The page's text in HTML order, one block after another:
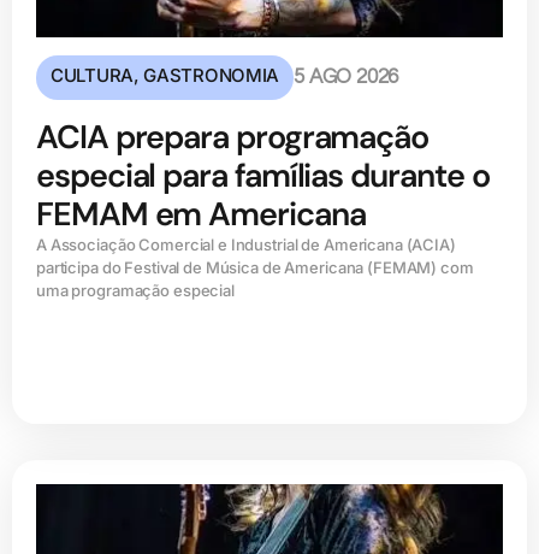
CULTURA,GASTRONOMIA 5 AGO 2026
ACIA prepara programação
especial para famílias durante o
FEMAM em Americana
A Associação Comercial e Industrial de Americana (ACIA)
participa do Festival de Música de Americana (FEMAM) com
uma programação especial